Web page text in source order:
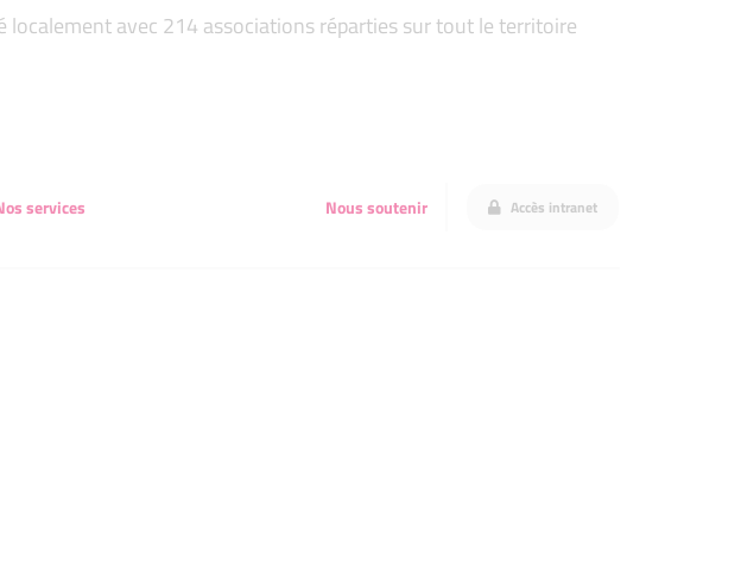
localement avec 214 associations réparties sur tout le territoire
services Nous soutenir Accès intranet